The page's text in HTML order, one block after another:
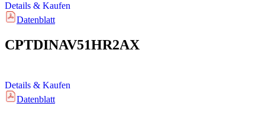
Details & Kaufen
Datenblatt
CPTDINAV51HR2AX
Details & Kaufen
Datenblatt